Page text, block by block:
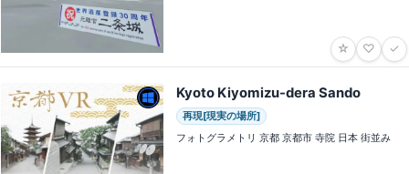
☆ ♡ ✓
Kyoto Kiyomizu-dera Sando
再現[現実の場所]
フォトグラメトリ 京都 京都市 寺院 日本 街並み